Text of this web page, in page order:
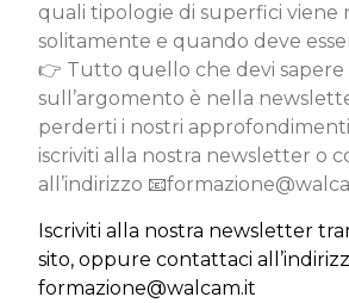
quali tipologie di superfici viene
solitamente e quando deve
👉 Tutto quello che devi sapere
sull’argomento è nella
perderti i nostri
iscriviti alla nostra newsletter o
all’indirizzo
Iscriviti alla nostra newsletter
sito, oppure contattaci
formazione@walcam.it